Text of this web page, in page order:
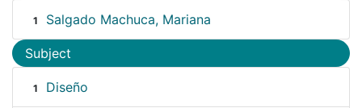
1 Salgado Machuca, Mariana
Subject
1 Diseño